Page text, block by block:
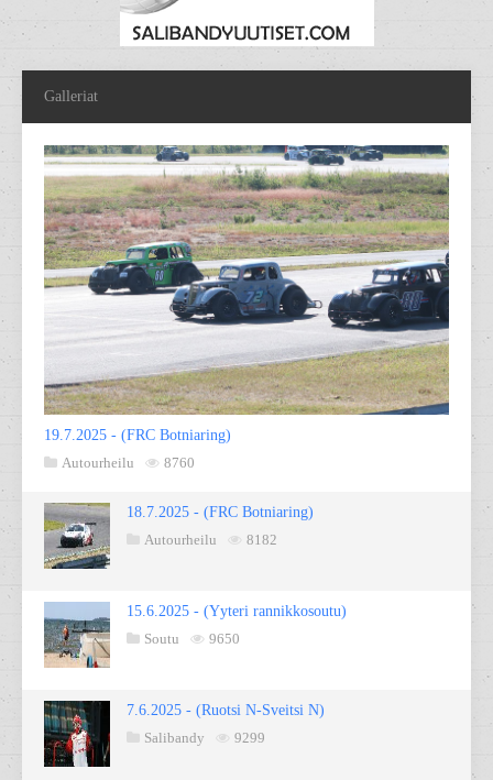
Galleriat
19.7.2025 - (FRC Botniaring)
Autourheilu
8760
18.7.2025 - (FRC Botniaring)
Autourheilu
8182
15.6.2025 - (Yyteri rannikkosoutu)
Soutu
9650
7.6.2025 - (Ruotsi N-Sveitsi N)
Salibandy
9299